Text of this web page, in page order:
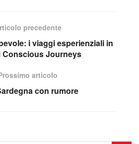
precedente
i viaggi esperienziali in
Conscious Journeys
articolo
con rumore